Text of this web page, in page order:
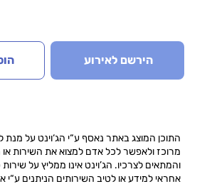
הירשם לאירוע
התוכן המוצג באתר נאסף ע“י הג‘וינט על מנת
מרוכז ולאפשר לכל אדם למצוא את השירות או
והמתאים לצרכיו. הג’וינט אינו ממליץ על שירות
אחראי למידע או לטיב השירותים הניתנים ע“י